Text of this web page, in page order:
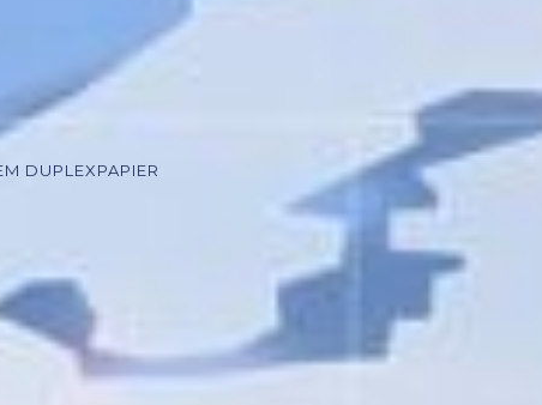
DUPLEXPAPIER